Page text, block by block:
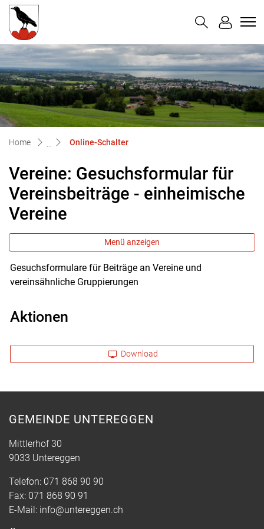
zur Startseite
Direkt zur Hauptnavigation
Direkt zum Inhalt
Direkt zur Suche
Direkt zum Stichwortverzeichnis
Untereggen
Home Online-Schalter(ausgewählt)
Vereine: Gesuchsformular für
Vereinsbeiträge - einheimische
Vereine
Menü anzeigen
Gesuchsformulare für Beiträge an Vereine und
vereinsähnliche Gruppierungen
Aktionen
Download
GEMEINDE UNTEREGGEN
Mittlerhof 30
9033 Untereggen
Telefon: 071 868 90 90
Fax: 071 868 90 91
E-Mail: info@untereggen.ch